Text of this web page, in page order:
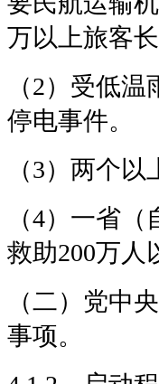
万以上旅客
（2）受低
停电事件。
（3）两个
（4）一省
救助200万人
（二）党中
事项。